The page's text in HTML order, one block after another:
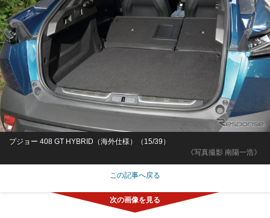
《写真撮影 南陽一浩》
プジョー 408 GT HYBRID（海外仕様）（15/39）
この記事へ戻る